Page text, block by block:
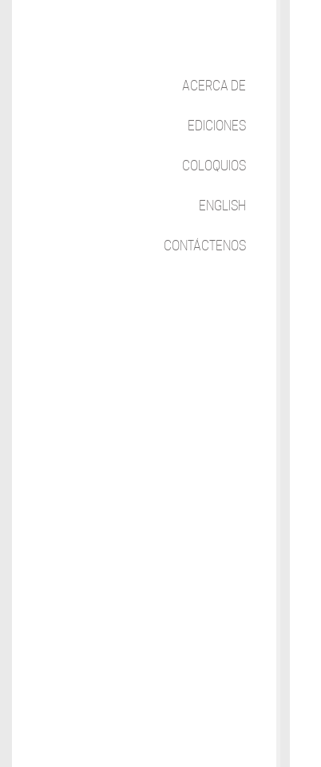
ACERCA DE
EDICIONES
COLOQUIOS
ENGLISH
CONTÁCTENOS